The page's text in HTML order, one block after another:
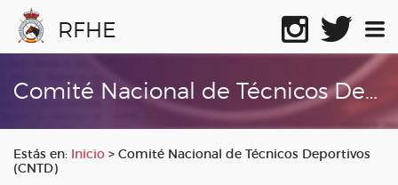
RFHE
Comité Nacional de Técnicos Deportivos (CNTD)
Estás en: Inicio > Comité Nacional de Técnicos Deportivos
(CNTD)